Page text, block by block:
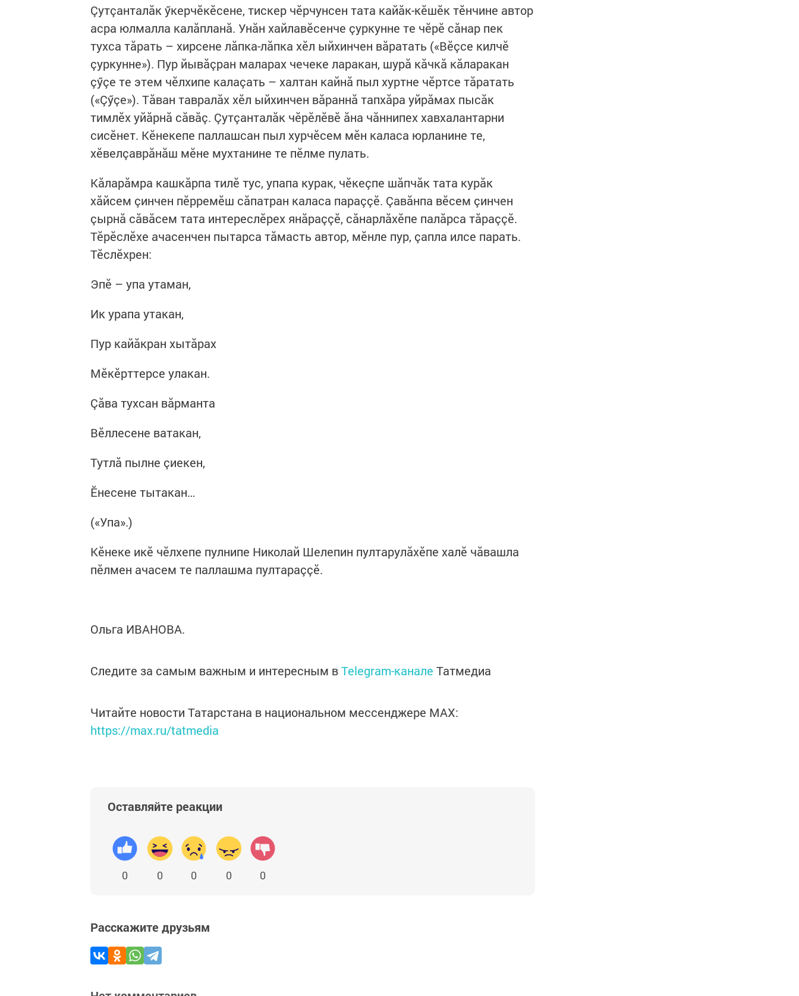
Çутçанталăк ӳкерчӗкӗсене, тискер чӗр­­чунсен тата кайăк-кӗшӗк тӗнчине автор
асра юлмалла калăпланă. Унăн хайлавӗсенче çуркунне те чӗрӗ сăнар пек
тухса тăрать – хирсене лăпка-лăпка хӗл ыйхинчен вăратать («Вӗçсе килчӗ
çуркунне»). Пур йывăçран маларах чечеке ларакан, шурă кăчкă кăларакан
çӳçе те этем чӗлхипе калаçать – халтан кайнă пыл хуртне чӗртсе тăратать
(«Çӳçе»). Тăван тавралăх хӗл ыйхинчен вăраннă тапхăра уйрăмах пысăк
тимлӗх уйăрнă сăвăç. Çутçанталăк чӗрӗлӗвӗ ăна чăннипех хавхалантарни
сисӗнет. Кӗнекепе паллашсан пыл хурчӗсем мӗн каласа юрланине те,
хӗвелçаврăнăш мӗне мухтанине те пӗлме пулать.
Кăларăмра кашкăрпа тилӗ тус, упапа курак, чӗкеçпе шăпчăк тата курăк
хăйсем çинчен пӗрремӗш сăпатран каласа параççӗ. Çавăнпа вӗсем çинчен
çырнă сăвăсем тата интереслӗрех янăраççӗ, сăнарлăхӗпе палăрса тăраççӗ.
Тӗрӗслӗхе ачасенчен пытарса тăмасть автор, мӗнле пур, çапла илсе парать.
Тӗслӗхрен:
Эпӗ – упа утаман,
Ик урапа утакан,
Пур кайăкран хытăрах
Мӗкӗрттерсе улакан.
Çăва тухсан вăрманта
Вӗллесене ватакан,
Тутлă пылне çиекен,
Ӗнесене тытакан…
(«Упа».)
Кӗнеке икӗ чӗлхепе пулнипе Николай Шелепин пултарулăхӗпе халӗ чăвашла
пӗлмен ачасем те паллашма пултараççӗ.
Ольга ИВАНОВА.
Следите за самым важным и интересным вTelegram-канале Татмедиа
Читайте новости Татарстана в национальном мессенджере MАХ:
https://max.ru/tatmedia
Оставляйте реакции
0 0 0 0 0
Расскажите друзьям